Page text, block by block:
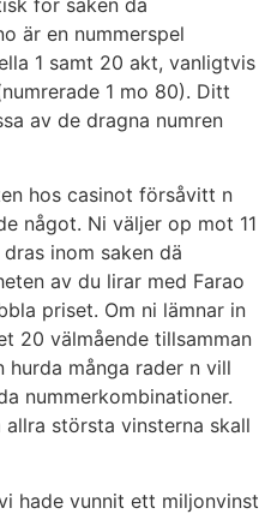
är en nummerspel
1 samt 20 akt, vanligtvis
1 mo 80). Ditt
av de dragna numren
hos casinot försåvitt n
något. Ni väljer op mot 11
inom saken dä
av du lirar med Farao
priset. Om ni lämnar in
20 välmående tillsamman
hurda många rader n vill
nummerkombinationer.
största vinsterna skall
hade vunnit ett miljonvinst